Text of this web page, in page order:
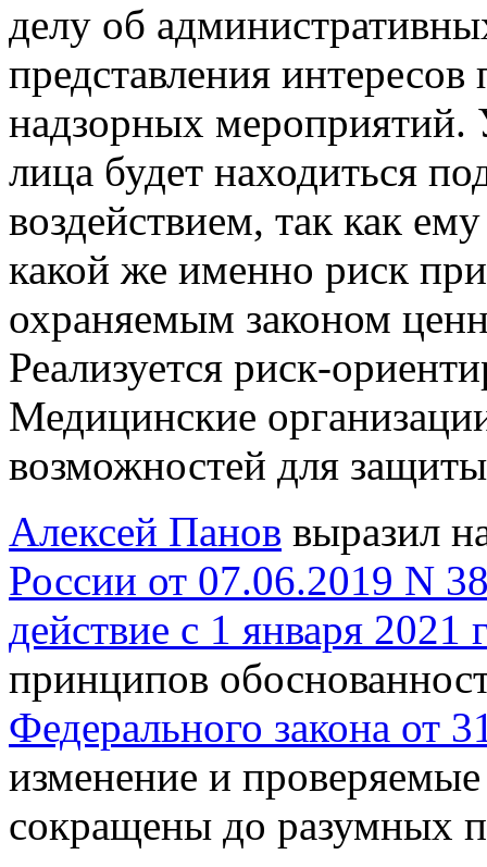
делу об
представления
надзорных мероприятий.
лица будет находиться
воздействием, так как
какой же именно риск
охраняемым законом
Реализуется риск-
Медицинские
возможностей для
Алексей Панов выразил
России от 07.06.2019 N
действие с 1 января 2021
принципов
Федерального закона от
изменение и проверяемые
сокращены до разумных